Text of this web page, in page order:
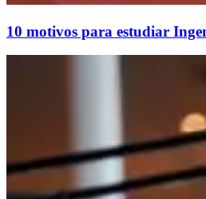
10 motivos para estudiar